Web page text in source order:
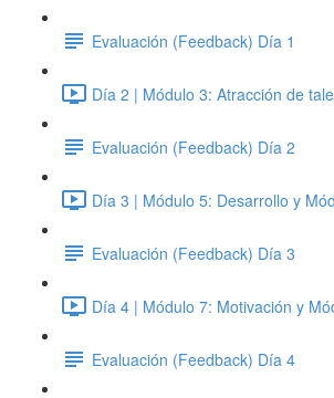
Evaluación (Feedback) Día 1
Día 2 | Módulo 3: Atracción de
Evaluación (Feedback) Día 2
Día 3 | Módulo 5: Desarrollo y
Evaluación (Feedback) Día 3
Día 4 | Módulo 7: Motivación y
Evaluación (Feedback) Día 4